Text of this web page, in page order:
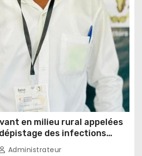
en milieu rural appelées
des infections
Administrateur